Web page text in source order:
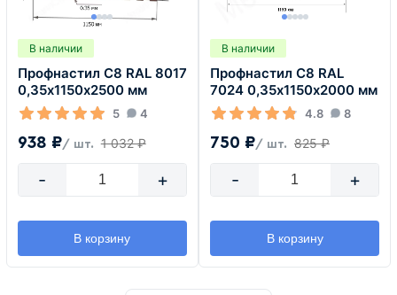
В наличии
Профнастил С8 RAL 8017
0,35х1150х2500 мм
5 4
938 ₽/ шт. 1 032 ₽
- +
В корзину
В наличии
Профнастил С8 RAL
7024 0,35х1150х2000 мм
4.8 8
750 ₽/ шт. 825 ₽
- +
В корзину